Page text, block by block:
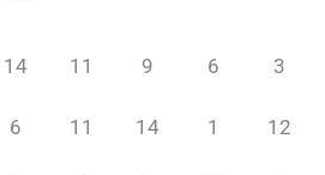
14 11 9 6 3
6 11 14 1 12